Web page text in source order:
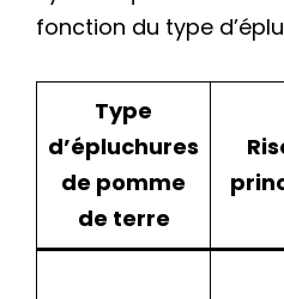
fonction du type
Type
d’épluchures
de pomme
de terre